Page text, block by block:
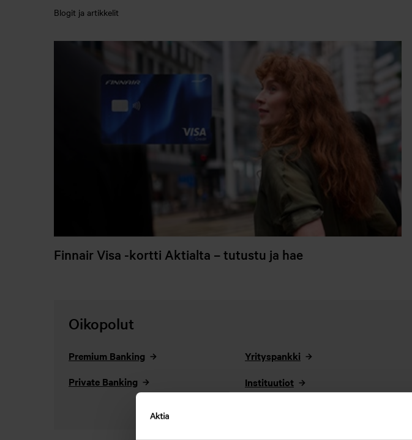
Blogit ja artikkelit
Finnair Visa -kortti Aktialta – tutustu ja hae
Oikopolut
Premium Banking
Private Banking
Yrityspankki
Instituutiot